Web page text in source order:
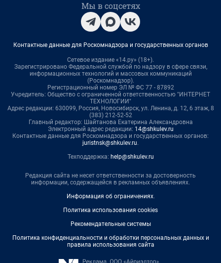
Мы в соцсетях
Контактные данные для Роскомнадзора и государственных органов
Сетевое издание «14.ру» (18+).
Зарегистрировано Федеральной службой по надзору в сфере связи,
информационных технологий и массовых коммуникаций
(Роскомнадзор).
Регистрационный номер ЭЛ № ФС 77 - 87892
Учредитель: Общество с ограниченной ответственностью "ИНТЕРНЕТ
ТЕХНОЛОГИИ"
Адрес редакции: 630099, Россия, Новосибирск, ул. Ленина, д. 12, 6 этаж, 8
(383) 212-52-52
Главный редактор: Шайтанова Екатерина Александровна
Электронный адрес редакции: 14@shkulev.ru
Контактные данные для Роскомнадзора и государственных органов:
juristnsk@shkulev.ru.
Техподдержка: help@shkulev.ru
Редакция сайта не несет ответственности за достоверность
информации, содержащейся в рекламных объявлениях.
Информация об ограничениях.
Политика использования cookies
Рекомендательные системы
Политика конфиденциальности и обработки персональных данных и
правила использования сайта